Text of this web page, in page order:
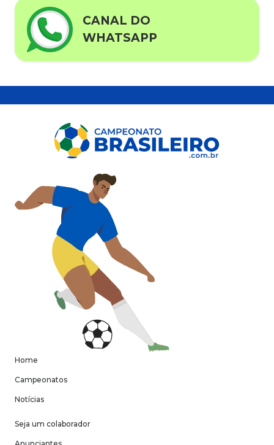
CANAL DO
WHATSAPP
Home
Campeonatos
Notícias
Seja um colaborador